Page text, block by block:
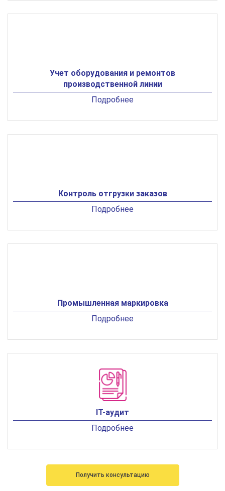
Учет оборудования и ремонтов
производственной линии
Подробнее
Контроль отгрузки заказов
Подробнее
Промышленная маркировка
Подробнее
IT-аудит
Подробнее
Получить консультацию